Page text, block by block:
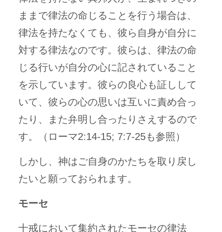
ままで律法の命じることを行う場合は、
律法を持たなくても、彼ら自身が自分に
対する律法なのです。彼らは、律法の命
じる行いが自分の心に記されていること
を示しています。彼らの良心も証しして
いて、彼らの心の思いは互いに責め合っ
たり、また弁明し合ったりさえするので
す。（ローマ2:14-15; 7:7-25も参照）
しかし、神はご自身のかたちを取り戻し
たいと願っておられます。
モーセ
十戒において集約されたモーセの律法